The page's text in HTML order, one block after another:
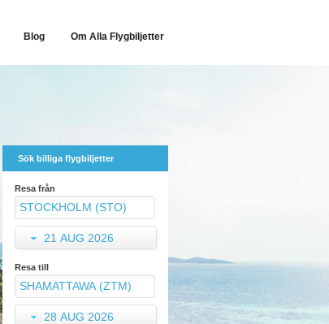
Blog Om Alla Flygbiljetter
Sök billiga flygbiljetter
Resa från
21 AUG 2026
Resa till
28 AUG 2026